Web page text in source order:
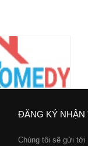
ĐĂNG KÝ NHẬN
Chúng tôi sẽ gửi tới